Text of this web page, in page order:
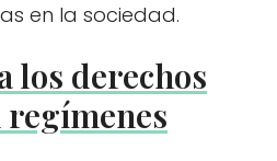
en la sociedad.
los derechos
regímenes